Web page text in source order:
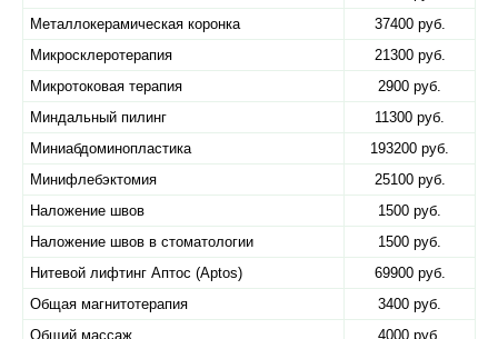
Металлокерамическая коронка
37400 руб.
Микросклеротерапия
21300 руб.
Микротоковая терапия
2900 руб.
Миндальный пилинг
11300 руб.
Миниабдоминопластика
193200 руб.
Минифлебэктомия
25100 руб.
Наложение швов
1500 руб.
Наложение швов в стоматологии
1500 руб.
Нитевой лифтинг Аптос (Aptos)
69900 руб.
Общая магнитотерапия
3400 руб.
Общий массаж
4000 руб.